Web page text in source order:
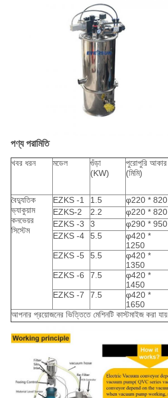
পণ্য পরামিতি
খবর ধরন মডেল
গুঁড়া
(KW)
পুরোপুরি আকার
(মিমি)
বৈদ্যুতিক
ভ্যাকুয়াম
কনভেয়র
সিস্টেম
EZKS -1 1.5 φ220 * 820
EZKS-2
2.2 φ220 * 820
EZKS -3
3 φ290 * 950
EZKS -4
5.5
φ420 *
1250
EZKS -5 5.5
φ420 *
1350
EZKS -6 7.5
φ420 *
1450
EZKS -7 7.5
φ420 *
1650
আপনার প্রয়োজনের ভিত্তিতে মেশিনটি কাস্টমাইজ করা যায়